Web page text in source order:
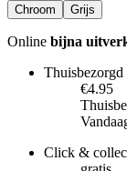
Chroom Grijs
Online bijna
Thuisbezorgd
€4.95
Click &